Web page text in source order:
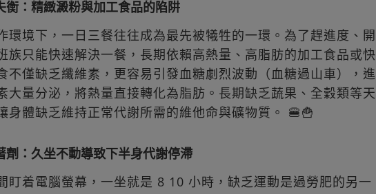
衡：精緻澱粉與加工食品的陷阱
環境下，一日三餐往往成為最先被犧牲的一環。為了趕進度、開
族只能快速解決一餐，長期依賴高熱量、高脂肪的加工食品或快
不僅缺乏纖維素，更容易引發血糖劇烈波動（血糖過山車），進
大量分泌，將熱量直接轉化為脂肪。長期缺乏蔬果、全穀類等天
身體缺乏維持正常代謝所需的維他命與礦物質。 🍔🍟
劑：久坐不動導致下半身代謝停滯
盯着電腦螢幕，一坐就是 8 10 小時，缺乏運動是過勞肥的另一